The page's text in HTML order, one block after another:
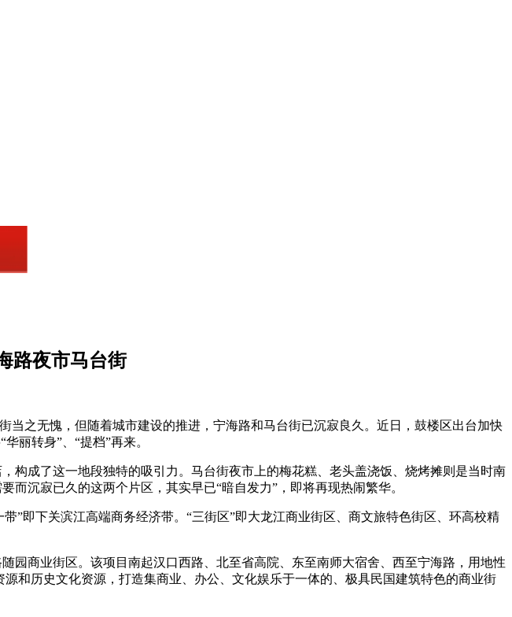
路夜市马台街
之无愧，但随着城市建设的推进，宁海路和马台街已沉寂良久。近日，鼓楼区出台加快
丽转身”、“提档”再来。
成了这一地段独特的吸引力。马台街夜市上的梅花糕、老头盖浇饭、烧烤摊则是当时南
沉寂已久的这两个片区，其实早已“暗自发力”，即将再现热闹繁华。
即下关滨江高端商务经济带。“三街区”即大龙江商业街区、商文旅特色街区、环高校精
商业街区。该项目南起汉口西路、北至省高院、东至南师大宿舍、西至宁海路，用地性
和历史文化资源，打造集商业、办公、文化娱乐于一体的、极具民国建筑特色的商业街